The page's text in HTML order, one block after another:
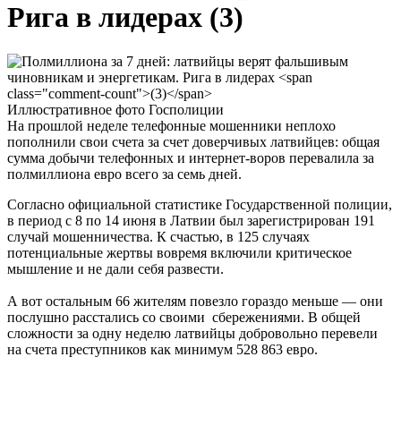
Рига в лидерах (3)
Иллюстративное фото Госполиции
На прошлой неделе телефонные мошенники неплохо
пополнили свои счета за счет доверчивых латвийцев: общая
сумма добычи телефонных и интернет-воров перевалила за
полмиллиона евро всего за семь дней.
Согласно официальной статистике Государственной полиции,
в период с 8 по 14 июня в Латвии был зарегистрирован 191
случай мошенничества. К счастью, в 125 случаях
потенциальные жертвы вовремя включили критическое
мышление и не дали себя развести.
А вот остальным 66 жителям повезло гораздо меньше — они
послушно расстались со своими сбережениями. В общей
сложности за одну неделю латвийцы добровольно перевели
на счета преступников как минимум 528 863 евро.